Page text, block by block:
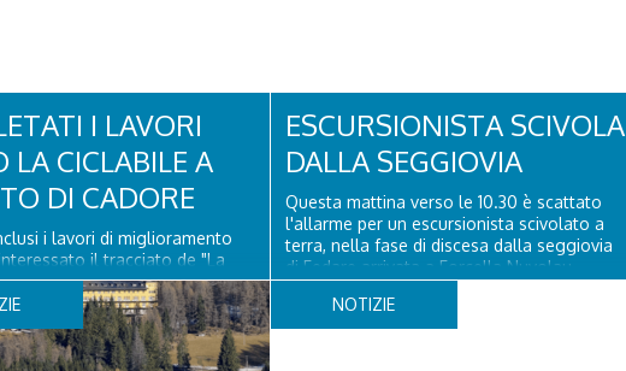
I LAVORI
LA CICLABILE A
DI CADORE
i lavori di miglioramento
il tracciato de "La
Dolomiti" a San Vito di
il rifacimento della nuova
in asfalto, il ripristino della
orizzontale e l'installazione di
ESCURSIONISTA SCIVOLA
DALLA SEGGIOVIA
Questa mattina verso le 10.30 è scattato
l'allarme per un escursionista scivolato a
terra, nella fase di discesa dalla seggiovia
di Fedare arrivata a Forcella Nuvolau.
sanitario e tecnico di elisoccorso di Falco 2
hanno raggiunto il 74enne di Teolo...
NOTIZIE